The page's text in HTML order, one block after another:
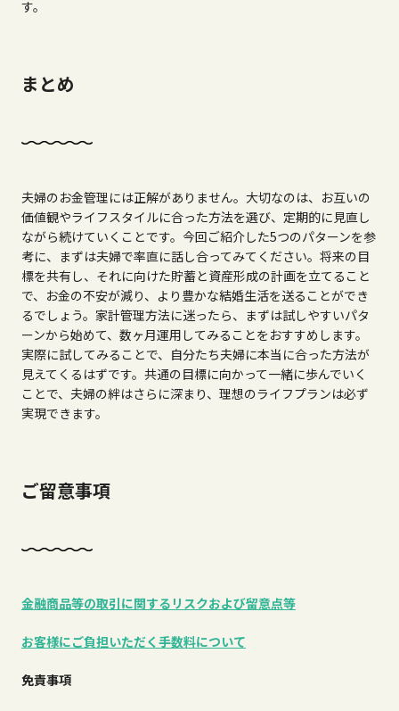
す。
まとめ
夫婦のお金管理には正解がありません。大切なのは、お互いの
価値観やライフスタイルに合った方法を選び、定期的に見直し
ながら続けていくことです。今回ご紹介した5つのパターンを参
考に、まずは夫婦で率直に話し合ってみてください。将来の目
標を共有し、それに向けた貯蓄と資産形成の計画を立てること
で、お金の不安が減り、より豊かな結婚生活を送ることができ
るでしょう。家計管理方法に迷ったら、まずは試しやすいパタ
ーンから始めて、数ヶ月運用してみることをおすすめします。
実際に試してみることで、自分たち夫婦に本当に合った方法が
見えてくるはずです。共通の目標に向かって一緒に歩んでいく
ことで、夫婦の絆はさらに深まり、理想のライフプランは必ず
実現できます。​​​​​​​​​​​​​​​​
ご留意事項
金融商品等の取引に関するリスクおよび留意点等
お客様にご負担いただく手数料について
免責事項